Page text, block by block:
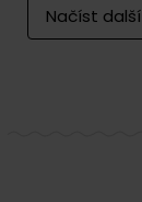
Načíst další